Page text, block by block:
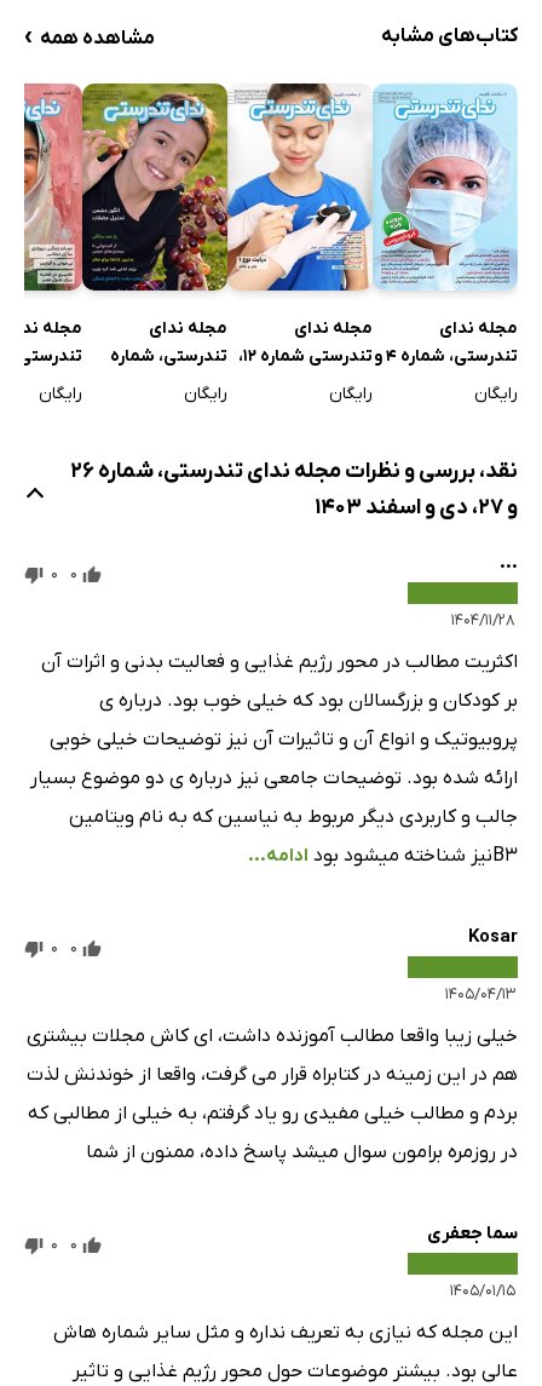
کتاب‌های مشابه مشاهده همه ›
مجله ندای
تندرستی، شماره 4 و
5، دی و اسفند 1398
رایگان
مجله ندای
تندرستی شماره 12،
شهریور 1401
رایگان
مجله ندای
تندرستی، شماره
30، شهریور 1404
رایگان
مجله ندای
رایگان
نقد، بررسی و نظرات مجله ندای تندرستی، شماره 26
و 27، دی و اسفند 1403
...
۱۴۰۴/۱۱/۲۸
0
0
اکثریت مطالب در محور رژیم غذایی و فعالیت بدنی و اثرات آن
بر کودکان و بزرگسالان بود که خیلی خوب بود. درباره ی
پروبیوتیک و انواع آن و تاثیرات آن نیز توضیحات خیلی خوبی
ارائه شده بود. توضیحات جامعی نیز درباره ی دو موضوع بسیار
جالب و کاربردی دیگر مربوط به نیاسین که به نام ویتامین
B3نیز شناخته میشود بود
ادامه...
Kosar
۱۴۰۵/۰۴/۱۳
0
0
خیلی زیبا واقعا مطالب آموزنده داشت، ای کاش مجلات بیشتری
هم در این زمینه در کتابراه قرار می گرفت، واقعا از خوندنش لذت
بردم و مطالب خیلی مفیدی رو یاد گرفتم، به خیلی از مطالبی که
در روزمره برامون سوال میشد پاسخ داده، ممنون از شما
سما جعفری
۱۴۰۵/۰۱/۱۵
0
0
این مجله که نیازی به تعریف نداره و مثل سایر شماره هاش
عالی بود. بیشتر موضوعات حول محور رژیم غذایی و تاثیر